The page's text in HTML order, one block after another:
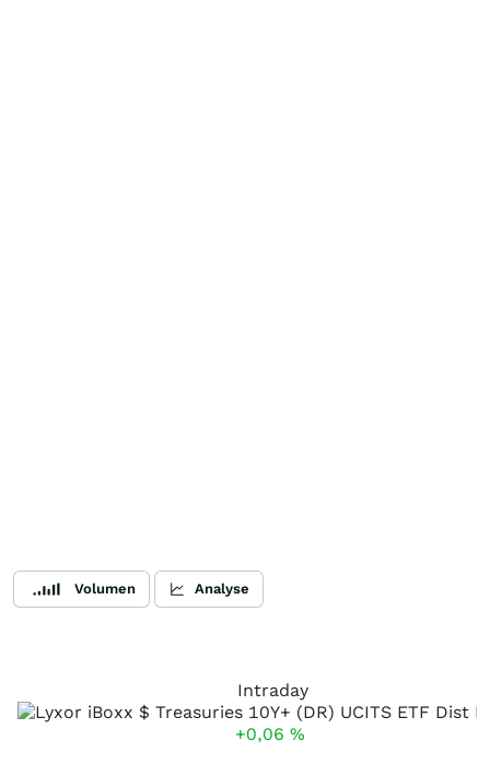
Volumen Analyse
Intraday
+0,06 %